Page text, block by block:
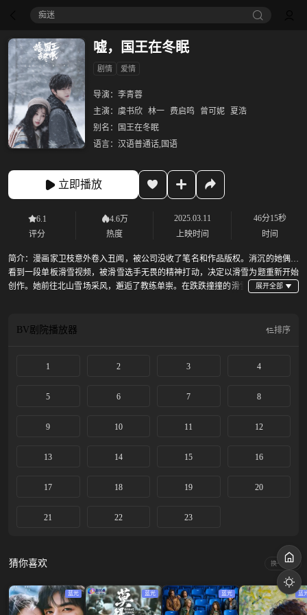
痴迷
嘘，国王在冬眠
剧情 爱情
导演： 李青蓉
主演： 虞书欣 林一 费启鸣 曾可妮 夏浩
别名：
国王在冬眠
语言： 汉语普通话,国语
立即播放
6.1
评分
4.6万
热度
2025.03.11
上映时间
46分15秒
时间
简介：漫画家卫枝意外卷入丑闻，被公司没收了笔名和作品版权。消沉的她偶然
看到一段单板滑雪视频，被滑雪选手无畏的精神打动，决定以滑雪为题重新开始
创作。她前往北山雪场采风，邂逅了教练单崇。在跌跌撞撞的滑雪
对单板滑雪的热爱。目睹卫枝面对热爱的事业不服输的倔强与冲劲，单崇决定重
BV剧院播放器 排序
1 2 3 4
5 6 7 8
9 10 11 12
13 14 15 16
17 18 19 20
21 22 23
猜你喜欢 换一换
蓝光 蓝光 蓝光 蓝